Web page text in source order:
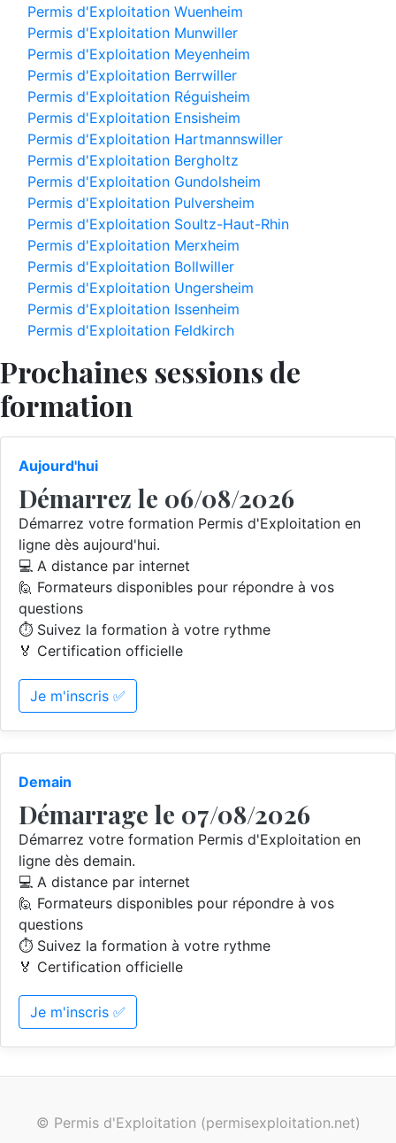
Permis d'Exploitation Wuenheim
Permis d'Exploitation Munwiller
Permis d'Exploitation Meyenheim
Permis d'Exploitation Berrwiller
Permis d'Exploitation Réguisheim
Permis d'Exploitation Ensisheim
Permis d'Exploitation Hartmannswiller
Permis d'Exploitation Bergholtz
Permis d'Exploitation Gundolsheim
Permis d'Exploitation Pulversheim
Permis d'Exploitation Soultz-Haut-Rhin
Permis d'Exploitation Merxheim
Permis d'Exploitation Bollwiller
Permis d'Exploitation Ungersheim
Permis d'Exploitation Issenheim
Permis d'Exploitation Feldkirch
Prochaines sessions de
formation
Aujourd'hui
Démarrez le 06/08/2026
Démarrez votre formation Permis d'Exploitation en
ligne dès aujourd'hui.
💻 A distance par internet
🙋 Formateurs disponibles pour répondre à vos
questions
⏱️ Suivez la formation à votre rythme
🏅 Certification officielle
Je m'inscris ✅
Demain
Démarrage le 07/08/2026
Démarrez votre formation Permis d'Exploitation en
ligne dès demain.
💻 A distance par internet
🙋 Formateurs disponibles pour répondre à vos
questions
⏱️ Suivez la formation à votre rythme
🏅 Certification officielle
Je m'inscris ✅
© Permis d'Exploitation (permisexploitation.net)